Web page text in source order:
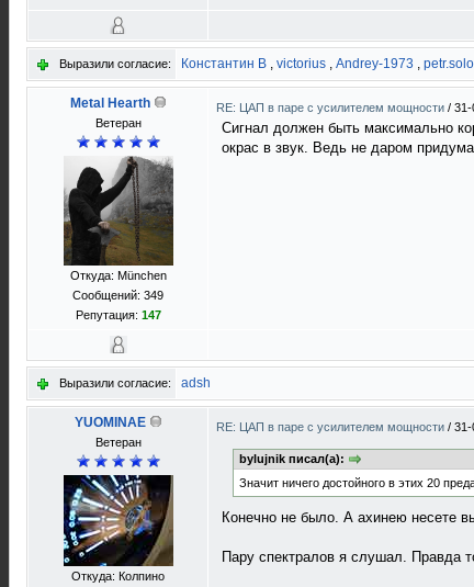
Выразили согласие: Константин В , victorius , Andrey-1973 ,
Metal Hearth
Ветеран
Откуда: München
Сообщений: 349
Репутация: 147
RE: ЦАП в паре с усилителем мощности / 31-
Сигнал должен быть максимально
окрас в звук. Ведь не даром
Выразили согласие: adsh
YUOMINAE
Ветеран
Откуда: Колпино
RE: ЦАП в паре с усилителем мощности / 31-
bylujnik писал(а):
Значит ничего достойного в этих 20
Конечно не было. А ахинею несете
Пару спектралов я слушал. Правда